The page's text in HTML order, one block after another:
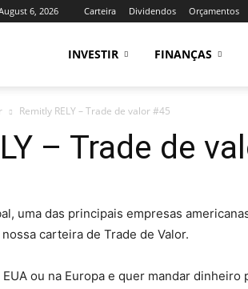
6, 2026 Carteira Dividendos Orçamentos
de
INVESTIR FINANÇAS
Remitly RELY – Trade de valor #45
– Trade de
uma das principais empresas
carteira de Trade de Valor.
ou na Europa e quer mandar dinheiro